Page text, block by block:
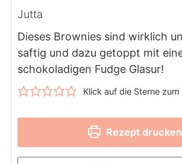
Jutta
Dieses Brownies sind wirklich
saftig und dazu getoppt mit
schokoladigen Fudge Glasur!
Klick auf die Sterne
Rezept drucken